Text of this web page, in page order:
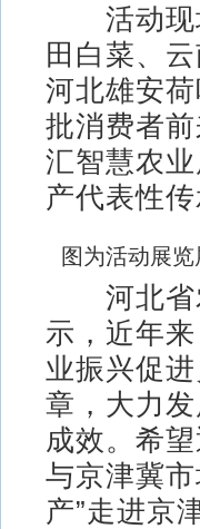
活动现
田白菜、
河北雄安
批消费者
汇智慧农
产代表性
图为活动展
河北省
示，近年
业振兴促
章，大力
成效。希
与京津冀
产”走进京